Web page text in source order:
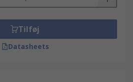
Tilføj
Datasheets